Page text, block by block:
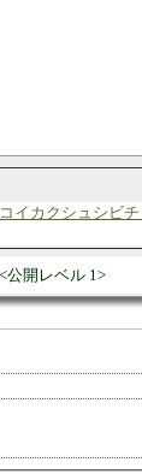
コイカクシュシビチ
公開レベル 1